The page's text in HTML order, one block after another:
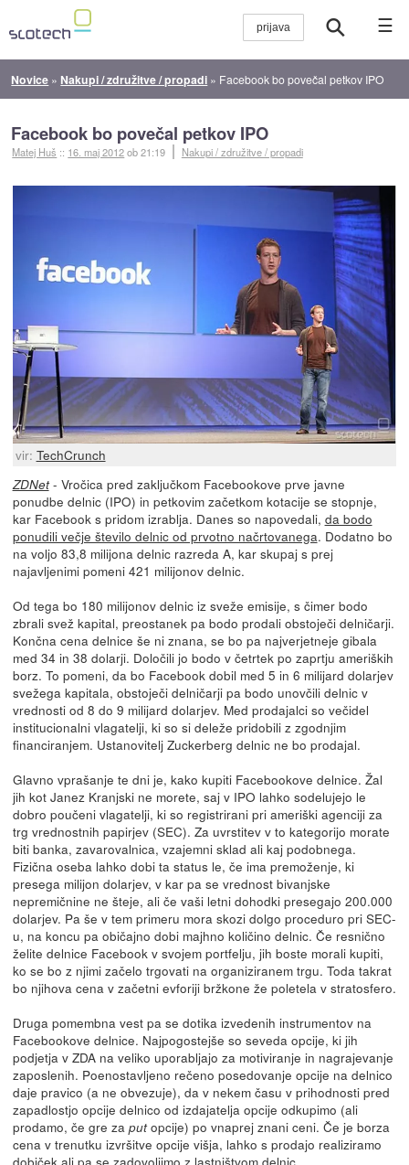
☰
Novice » Nakupi / združitve / propadi » Facebook bo povečal petkov IPO
Facebook bo povečal petkov IPO
Matej Huš :: 16. maj 2012ob 21:19 Nakupi / združitve / propadi
vir: TechCrunch
ZDNet- Vročica pred zaključkom Facebookove prve javne
ponudbe delnic (IPO) in petkovim začetkom kotacije se stopnje,
kar Facebook s pridom izrablja. Danes so napovedali, da bodo
ponudili večje število delnic od prvotno načrtovanega. Dodatno bo
na voljo 83,8 milijona delnic razreda A, kar skupaj s prej
najavljenimi pomeni 421 milijonov delnic.
Od tega bo 180 milijonov delnic iz sveže emisije, s čimer bodo
zbrali svež kapital, preostanek pa bodo prodali obstoječi delničarji.
Končna cena delnice še ni znana, se bo pa najverjetneje gibala
med 34 in 38 dolarji. Določili jo bodo v četrtek po zaprtju ameriških
borz. To pomeni, da bo Facebook dobil med 5 in 6 milijard dolarjev
svežega kapitala, obstoječi delničarji pa bodo unovčili delnic v
vrednosti od 8 do 9 milijard dolarjev. Med prodajalci so večidel
institucionalni vlagatelji, ki so si deleže pridobili z zgodnjim
financiranjem. Ustanovitelj Zuckerberg delnic ne bo prodajal.
Glavno vprašanje te dni je, kako kupiti Facebookove delnice. Žal
jih kot Janez Kranjski ne morete, saj v IPO lahko sodelujejo le
dobro poučeni vlagatelji, ki so registrirani pri ameriški agenciji za
trg vrednostnih papirjev (SEC). Za uvrstitev v to kategorijo morate
biti banka, zavarovalnica, vzajemni sklad ali kaj podobnega.
Fizična oseba lahko dobi ta status le, če ima premoženje, ki
presega milijon dolarjev, v kar pa se vrednost bivanjske
nepremičnine ne šteje, ali če vaši letni dohodki presegajo 200.000
dolarjev. Pa še v tem primeru mora skozi dolgo proceduro pri SEC-
u, na koncu pa običajno dobi majhno količino delnic. Če resnično
želite delnice Facebook v svojem portfelju, jih boste morali kupiti,
ko se bo z njimi začelo trgovati na organiziranem trgu. Toda takrat
bo njihova cena v začetni evforiji bržkone že poletela v stratosfero.
Druga pomembna vest pa se dotika izvedenih instrumentov na
Facebookove delnice. Najpogostejše so seveda opcije, ki jih
podjetja v ZDA na veliko uporabljajo za motiviranje in nagrajevanje
zaposlenih. Poenostavljeno rečeno posedovanje opcije na delnico
daje pravico (a ne obvezuje), da v nekem času v prihodnosti pred
zapadlostjo opcije delnico od izdajatelja opcije odkupimo (ali
prodamo, če gre za putopcije) po vnaprej znani ceni. Če je borza
cena v trenutku izvršitve opcije višja, lahko s prodajo realiziramo
dobiček ali pa se zadovoljimo z lastništvom delnic.